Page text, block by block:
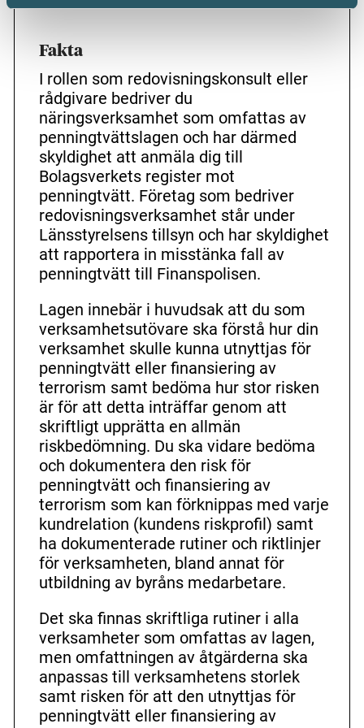
Fakta
I rollen som redovisningskonsult eller
rådgivare bedriver du
näringsverksamhet som omfattas av
penningtvättslagen och har därmed
skyldighet att anmäla dig till
Bolagsverkets register mot
penningtvätt. Företag som bedriver
redovisningsverksamhet står under
Länsstyrelsens tillsyn och har skyldighet
att rapportera in misstänka fall av
penningtvätt till Finanspolisen.
Lagen innebär i huvudsak att du som
verksamhetsutövare ska förstå hur din
verksamhet skulle kunna utnyttjas för
penningtvätt eller finansiering av
terrorism samt bedöma hur stor risken
är för att detta inträffar genom att
skriftligt upprätta en allmän
riskbedömning. Du ska vidare bedöma
och dokumentera den risk för
penningtvätt och finansiering av
terrorism som kan förknippas med varje
kundrelation (kundens riskprofil) samt
ha dokumenterade rutiner och riktlinjer
för verksamheten, bland annat för
utbildning av byråns medarbetare.
Det ska finnas skriftliga rutiner i alla
verksamheter som omfattas av lagen,
men omfattningen av åtgärderna ska
anpassas till verksamhetens storlek
samt risken för att den utnyttjas för
penningtvätt eller finansiering av